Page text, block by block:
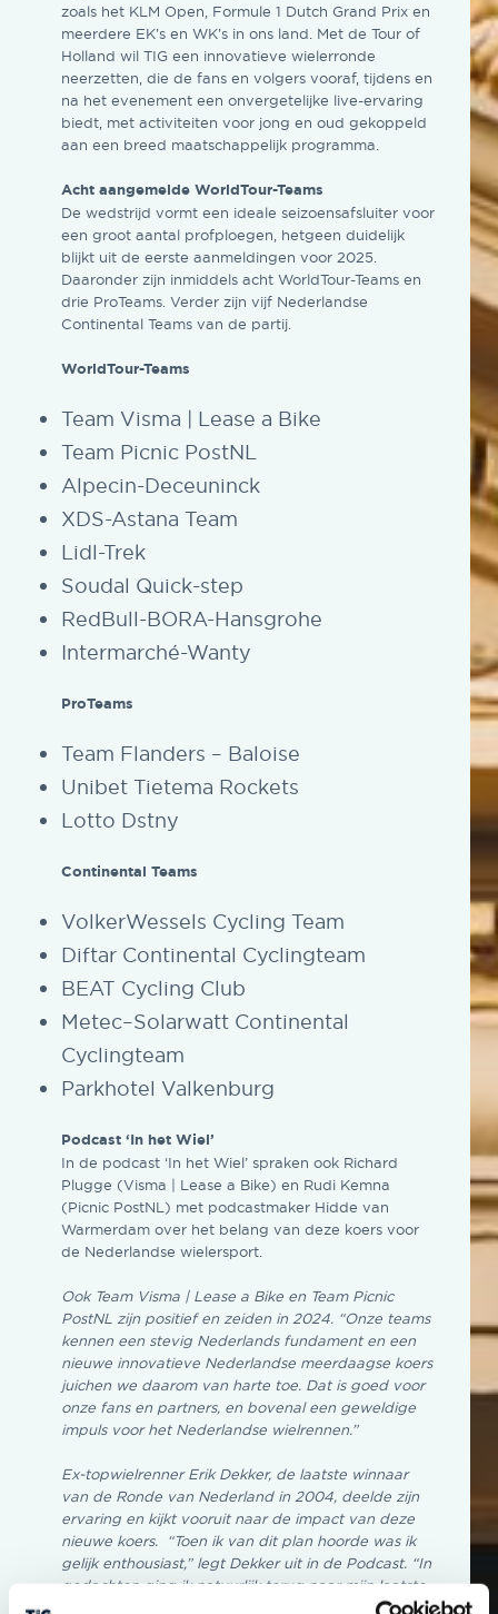
zoals het KLM Open, Formule 1 Dutch Grand Prix en
meerdere EK’s en WK’s in ons land. Met de Tour of
Holland wil TIG een innovatieve wielerronde
neerzetten, die de fans en volgers vooraf, tijdens en
na het evenement een onvergetelijke live-ervaring
biedt, met activiteiten voor jong en oud gekoppeld
aan een breed maatschappelijk programma.
Acht aangemelde WorldTour-Teams
De wedstrijd vormt een ideale seizoensafsluiter voor
een groot aantal profploegen, hetgeen duidelijk
blijkt uit de eerste aanmeldingen voor 2025.
Daaronder zijn inmiddels acht WorldTour-Teams en
drie ProTeams. Verder zijn vijf Nederlandse
Continental Teams van de partij.
WorldTour-Teams
Team Visma | Lease a Bike
Team Picnic PostNL
Alpecin-Deceuninck
XDS-Astana Team
Lidl-Trek
Soudal Quick-step
RedBull-BORA-Hansgrohe
Intermarché-Wanty
ProTeams
Team Flanders – Baloise
Unibet Tietema Rockets
Lotto Dstny
Continental Teams
VolkerWessels Cycling Team
Diftar Continental Cyclingteam
BEAT Cycling Club
Metec–Solarwatt Continental
Cyclingteam
Parkhotel Valkenburg
Podcast ‘In het Wiel’
In de podcast ‘In het Wiel’ spraken ook Richard
Plugge (Visma | Lease a Bike) en Rudi Kemna
(Picnic PostNL) met podcastmaker Hidde van
Warmerdam over het belang van deze koers voor
de Nederlandse wielersport.
Ook Team Visma | Lease a Bike en Team Picnic
PostNL zijn positief en zeiden in 2024. “Onze teams
kennen een stevig Nederlands fundament en een
nieuwe innovatieve Nederlandse meerdaagse koers
juichen we daarom van harte toe. Dat is goed voor
onze fans en partners, en bovenal een geweldige
impuls voor het Nederlandse wielrennen.”
Ex-topwielrenner Erik Dekker, de laatste winnaar
van de Ronde van Nederland in 2004, deelde zijn
ervaring en kijkt vooruit naar de impact van deze
nieuwe koers. “Toen ik van dit plan hoorde was ik
gelijk enthousiast,” legt Dekker uit in de Podcast. “In
gedachten ging ik natuurlijk terug naar mijn laatste
overwinning en het zal tijd worden dat die uit de